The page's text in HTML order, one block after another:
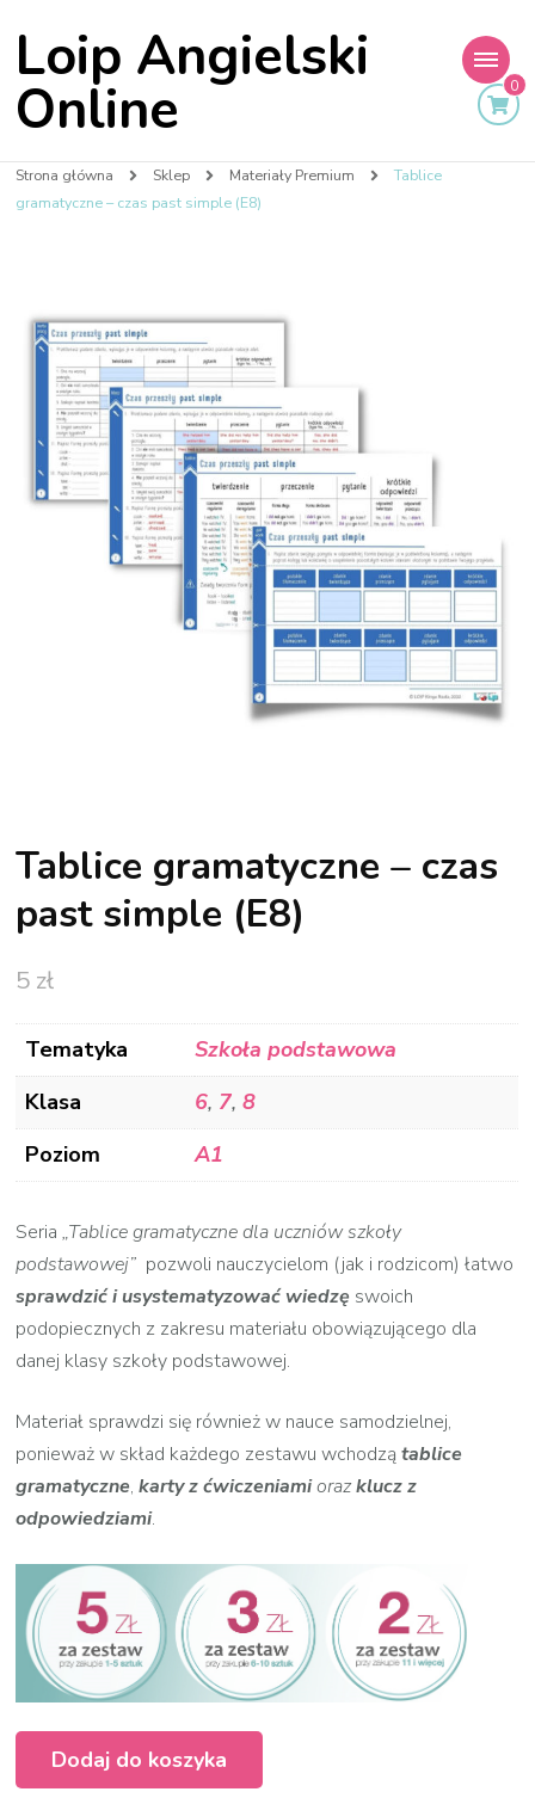
Loip Angielski
Online 0
Strona główna Sklep Materiały Premium
Tablice
gramatyczne – czas past simple (E8)
Tablice gramatyczne – czas
past simple (E8)
5 zł
Tematyka
Szkoła podstawowa
Klasa
6, 7,8
Poziom
A1
Seria„Tablice gramatyczne dla uczniów szkoły
podstawowej” pozwoli nauczycielom (jak i rodzicom) łatwo
sprawdzić i usystematyzować wiedzę swoich
podopiecznych z zakresu materiału obowiązującego dla
danej klasy szkoły podstawowej.
Materiał sprawdzi się również w nauce samodzielnej,
ponieważ w skład każdego zestawu wchodzą tablice
gramatyczne,kartyz ćwiczeniamiorazklucz z
odpowiedziami.
Dodaj do koszyka